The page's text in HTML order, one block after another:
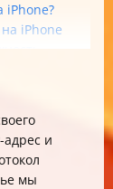
iPhone?
iPhone
и
мы